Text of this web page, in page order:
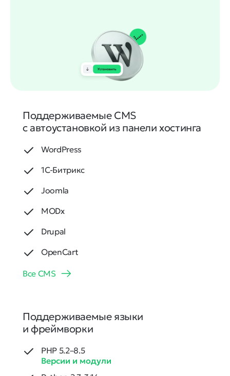
Поддерживаемые CMS
с автоустановкой из панели хостинга
WordPress
1С⁠-⁠Битрикс
Joomla
MODx
Drupal
OpenCart
Все CMS
Поддерживаемые языки
и фреймворки
PHP 5.2–8.5
Версии и модули